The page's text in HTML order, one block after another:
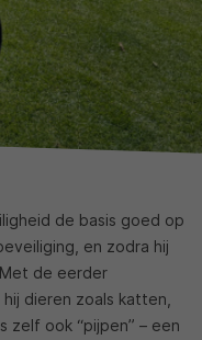
de basis goed op
en zodra hij
de eerder
dieren zoals katten,
zelf ook “pijpen” – een